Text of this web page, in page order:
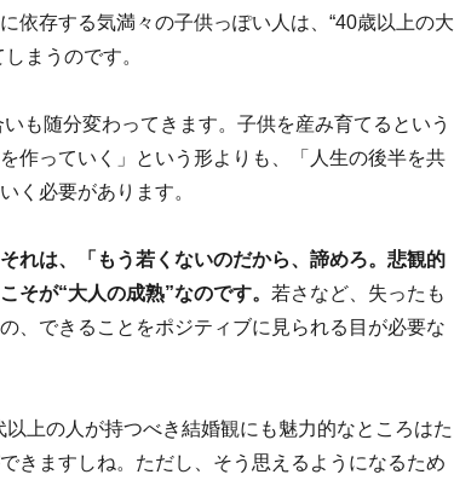
依存する気満々の子供っぽい人は、“40歳以上の大
まうのです。
も随分変わってきます。子供を産み育てるという
作っていく」という形よりも、「人生の後半を共
く必要があります。
れは、「もう若くないのだから、諦めろ。悲観的
そが“大人の成熟”なのです。 若さなど、失ったも
、できることをポジティブに見られる目が必要な
上の人が持つべき結婚観にも魅力的なところはた
きますしね。ただし、そう思えるようになるため